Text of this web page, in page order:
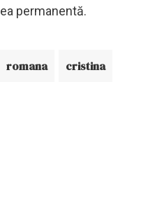
permanentă.
romana cristina